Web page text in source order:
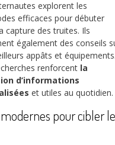
explorent les
efficaces pour débuter
capture des truites. Ils
également des conseils
appâts et équipements.
renforcent la
d’informations
et utiles au quotidien.
pour cibler